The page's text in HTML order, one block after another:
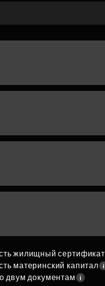
жилищный сертификат
материнский капитал
двум документам